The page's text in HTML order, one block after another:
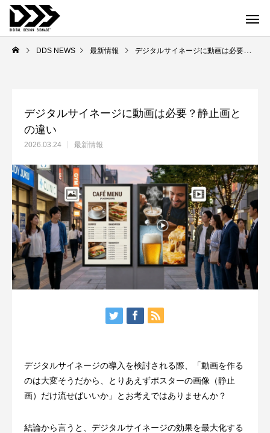
DDS NEWS 最新情報 デジタルサイネージに動画は必要？静止画との違い
デジタルサイネージに動画は必要？静止画と
の違い
2026.03.24 最新情報
デジタルサイネージの導入を検討される際、「動画を作る
のは大変そうだから、とりあえずポスターの画像（静止
画）だけ流せばいいか」とお考えではありませんか？
結論から言うと、デジタルサイネージの効果を最大化する